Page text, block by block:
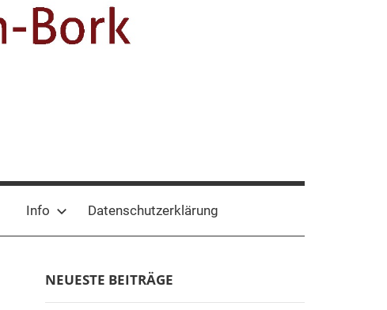
Info Datenschutzerklärung
NEUESTE BEITRÄGE